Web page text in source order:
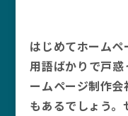
はじめてホーム
用語ばかりで戸
ームページ制作
もあるでしょう